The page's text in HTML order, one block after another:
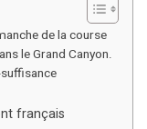
de la course
le Grand Canyon.
français